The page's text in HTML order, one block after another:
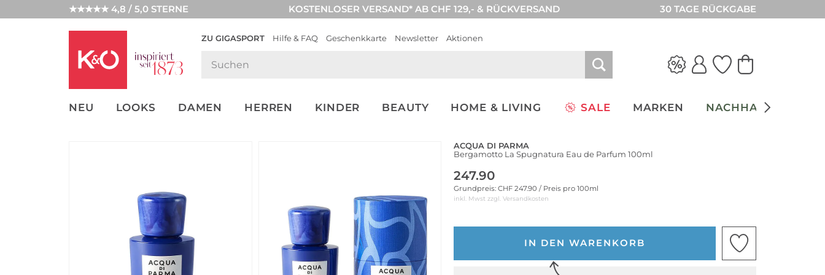
★★★★★ 4,8 / 5,0 STERNE KOSTENLOSER VERSAND* AB CHF 129,- & RÜCKVERSAND 30 TAGE RÜCKGABE
ZU GIGASPORT Hilfe & FAQ Geschenkkarte Newsletter Aktionen
NEU LOOKS DAMEN HERREN KINDER BEAUTY HOME & LIVING SALE MARKEN NACHHALTIGKEIT
NEW IN
WEDDING
ACQUA DI PARMA
Bergamotto La Spugnatura Eau de Parfum 100ml
247.90
Grundpreis: CHF 247.90 / Preis pro 100ml
inkl. Mwst zzgl. Versandkosten
IN DEN WARENKORB